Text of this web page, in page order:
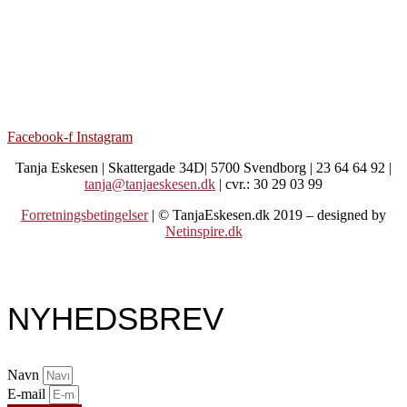
Facebook-f Instagram
Tanja Eskesen | Skattergade 34D| 5700 Svendborg | 23 64 64 92 |
tanja@tanjaeskesen.dk | cvr.: 30 29 03 99
Forretningsbetingelser | © TanjaEskesen.dk 2019 – designed by
Netinspire.dk
NYHEDSBREV
Navn
E-mail